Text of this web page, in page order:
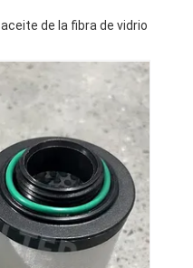
de la fibra de vidrio